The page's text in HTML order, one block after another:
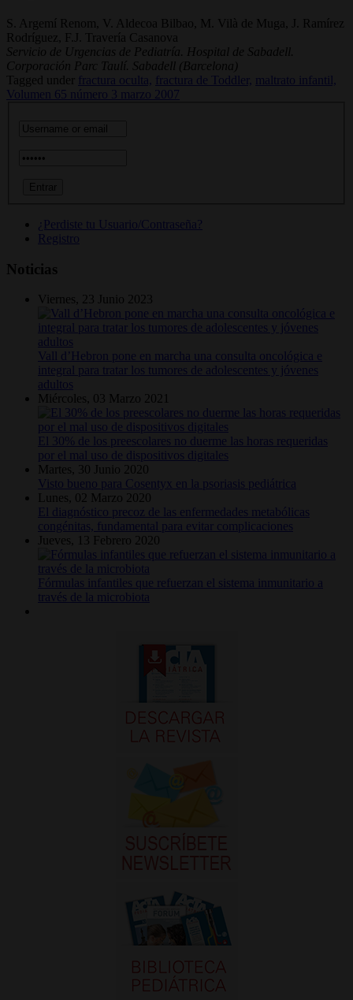
S. Argemí Renom, V. Aldecoa Bilbao, M. Vilà de Muga, J. Ramírez
Rodríguez, F.J. Travería Casanova
Servicio de Urgencias de Pediatría. Hospital de Sabadell.
Corporación Parc Taulí. Sabadell (Barcelona)
Tagged under
fractura oculta, fractura de Toddler,
maltrato infantil,
Volumen 65 número 3 marzo 2007
¿Perdiste tu Usuario/Contraseña?
Registro
Noticias
Viernes, 23 Junio 2023
Vall d’Hebron pone en marcha una consulta oncológica e
integral para tratar los tumores de adolescentes y jóvenes
adultos
Miércoles, 03 Marzo 2021
El 30% de los preescolares no duerme las horas requeridas
por el mal uso de dispositivos digitales
Martes, 30 Junio 2020
Visto bueno para Cosentyx en la psoriasis pediátrica
Lunes, 02 Marzo 2020
El diagnóstico precoz de las enfermedades metabólicas
congénitas, fundamental para evitar complicaciones
Jueves, 13 Febrero 2020
Fórmulas infantiles que refuerzan el sistema inmunitario a
través de la microbiota